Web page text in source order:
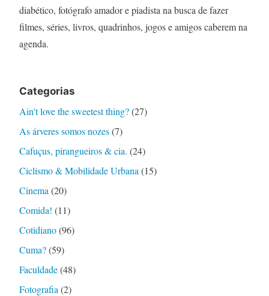
diabético, fotógrafo amador e piadista na busca de fazer
filmes, séries, livros, quadrinhos, jogos e amigos caberem na
agenda.
Categorias
Ain't love the sweetest thing?(27)
As árveres somos nozes(7)
Cafuçus, pirangueiros & cia. (24)
Ciclismo & Mobilidade Urbana (15)
Cinema (20)
Comida! (11)
Cotidiano(96)
Cuma?(59)
Faculdade(48)
Fotografia (2)